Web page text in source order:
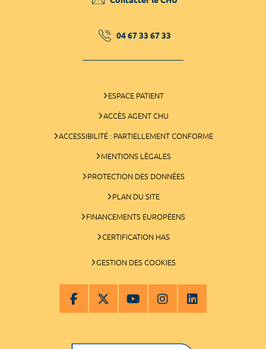
04 67 33 67 33
ESPACE PATIENT
ACCÈS AGENT CHU
ACCESSIBILITÉ : PARTIELLEMENT CONFORME
MENTIONS LÉGALES
PROTECTION DES DONNÉES
PLAN DU SITE
FINANCEMENTS EUROPÉENS
CERTIFICATION HAS
GESTION DES COOKIES